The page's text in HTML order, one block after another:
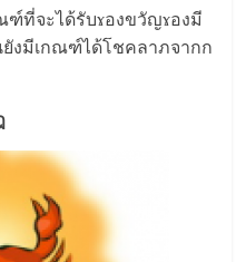
ที่จะได้รับɤองขวัญɤองมี
งมีเกณฑ์ได้โชคลาภจากก